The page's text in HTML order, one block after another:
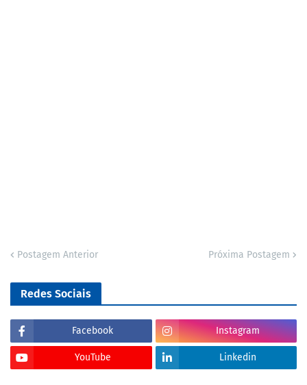
Postagem Anterior Próxima Postagem
Redes Sociais
Facebook Instagram
YouTube Linkedin